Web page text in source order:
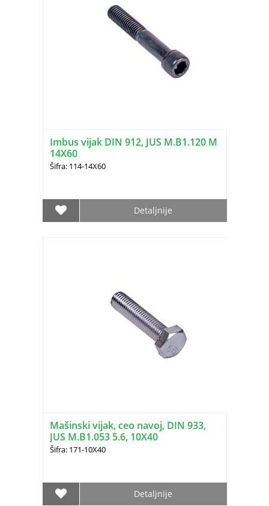
Imbus vijak DIN 912, JUS M.B1.120 M
14X60
Šifra: 114-14X60
Detaljnije
Mašinski vijak, ceo navoj, DIN 933,
JUS M.B1.053 5.6, 10X40
Šifra: 171-10X40
Detaljnije